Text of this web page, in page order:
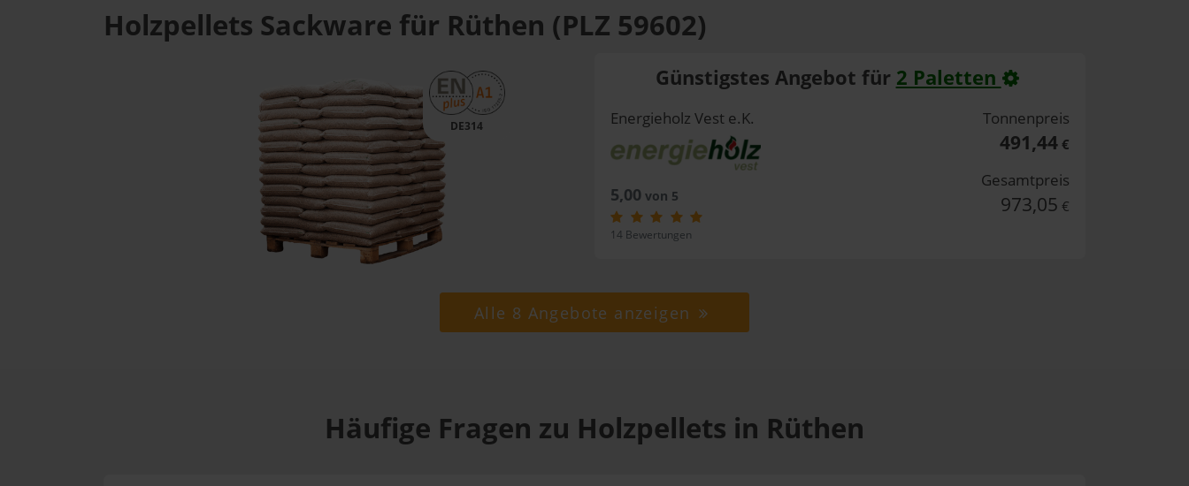
Holzpellets Sackware für Rüthen (PLZ 59602)
DE314
Günstigstes Angebot für 2 Paletten
Energieholz Vest e.K.
5,00 von 5
14 Bewertungen
Tonnenpreis
491,44€
Gesamtpreis
973,05 €
Alle 8 Angebote anzeigen
Häufige Fragen zu Holzpellets in Rüthen